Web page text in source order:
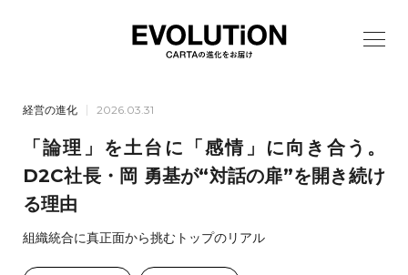
経営の進化 2026.03.31
「論理」を土台に「感情」に向き合う。
D2C社長・岡 勇基が“対話の扉”を開き続け
る理由
組織統合に真正面から挑むトップのリアル